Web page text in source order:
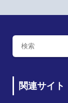
関連サイト